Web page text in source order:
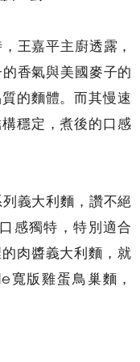
王嘉平主廚透露，
香氣與美國麥子的
的麵體。而其慢速
穩定，煮後的口感
義大利麵，讚不絕
感獨特，特別適合
肉醬義大利麵，就
版雞蛋鳥巢麵，